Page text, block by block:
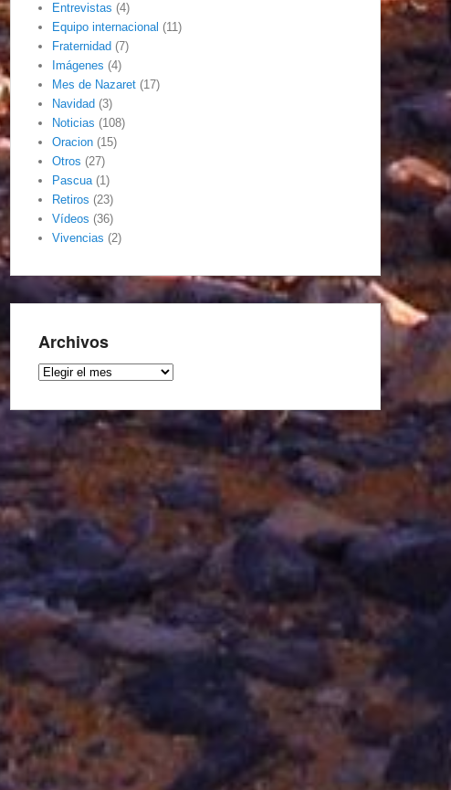
Entrevistas (4)
Equipo internacional (11)
Fraternidad (7)
Imágenes (4)
Mes de Nazaret (17)
Navidad (3)
Noticias (108)
Oracion (15)
Otros (27)
Pascua(1)
Retiros (23)
Vídeos (36)
Vivencias (2)
Archivos
Archivos